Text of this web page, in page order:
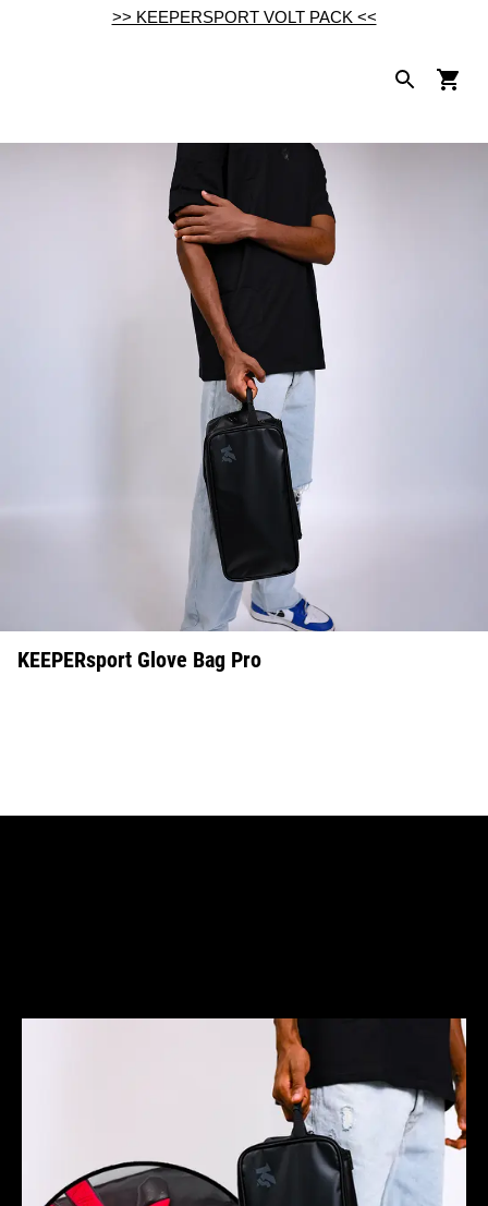
>> KEEPERSPORT VOLT PACK <<
KEEPERsport Glove Bag Pro